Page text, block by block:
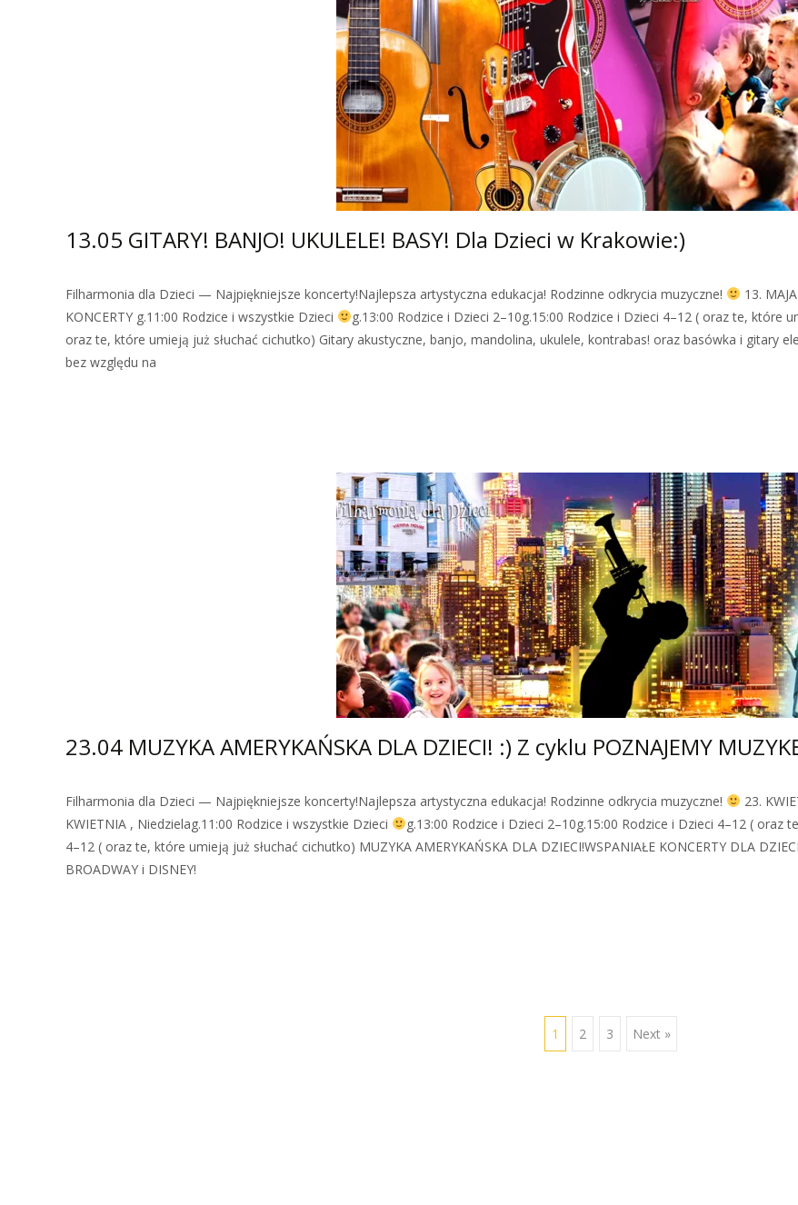
13.05 GITARY! BANJO! UKULELE! BASY! Dla Dzieci w Krakowie:)
Filharmonia dla Dzieci — Najpiękniejsze koncerty!Najlepsza artystyczna edukacja! Rodzinne odkrycia muzyczne!
13.
KONCERTY g.11:00 Rodzice i wszystkie Dzieci
g.13:00 Rodzice i Dzieci 2–10g.15:00 Rodzice i Dzieci 4–12 ( oraz te, które
oraz te, które umieją już słuchać cichutko) Gitary akustyczne, banjo, mandolina, ukulele, kontrabas! oraz basówka i gitary
bez względu na
23.04 MUZYKA AMERYKAŃSKA DLA DZIECI! :) Z cyklu POZNAJEMY
Filharmonia dla Dzieci — Najpiękniejsze koncerty!Najlepsza artystyczna edukacja! Rodzinne odkrycia muzyczne!
23.
KWIETNIA , Niedzielag.11:00 Rodzice i wszystkie Dzieci
g.13:00 Rodzice i Dzieci 2–10g.15:00 Rodzice i Dzieci 4–12 ( oraz
4–12 ( oraz te, które umieją już słuchać cichutko) MUZYKA AMERYKAŃSKA DLA DZIECI!WSPANIAŁE KONCERTY DLA
BROADWAY i DISNEY!
1 2 3 Next »